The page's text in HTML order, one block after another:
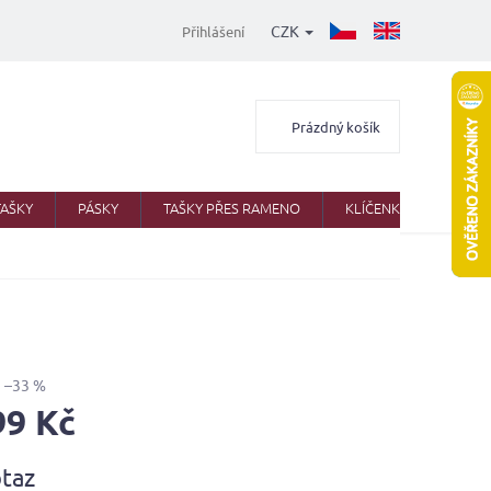
CZK
Přihlášení
Nákupní
Prázdný košík
PÁSKY TAŠKY PŘES RAMENO KLÍČENKY
–33 %
Kč